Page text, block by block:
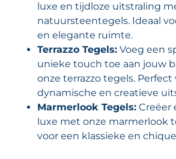
luxe en tijdloze uitstraling
natuursteentegels. Ideaal
en elegante ruimte.
Terrazzo Tegels: Voeg een
unieke touch toe aan jouw
onze terrazzo tegels. Perfect
dynamische en creatieve
Marmerlook Tegels: Creëer
luxe met onze marmerlook
voor een klassieke en